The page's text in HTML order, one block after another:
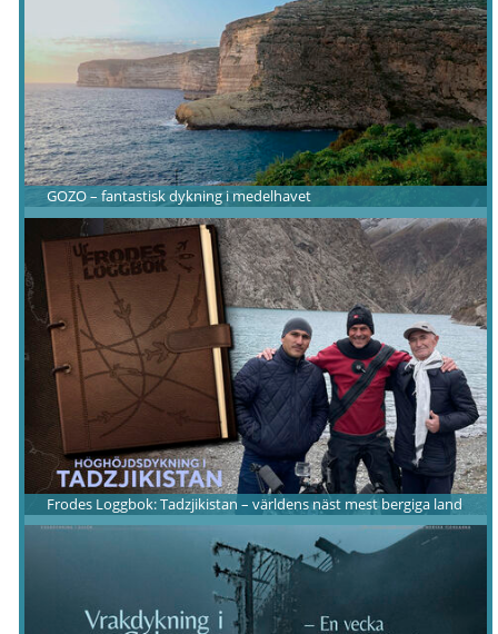
GOZO – fantastisk dykning i medelhavet
Frodes Loggbok: Tadzjikistan – världens näst mest bergiga land